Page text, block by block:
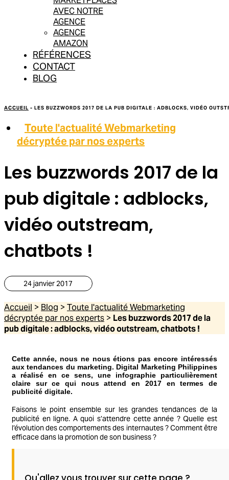
AVEC NOTRE
AGENCE
AGENCE
AMAZON
RÉFÉRENCES
CONTACT
BLOG
ACCUEIL - LES BUZZWORDS 2017 DE LA PUB DIGITALE : ADBLOCKS, VIDÉO
Toute l'actualité Webmarketing
décryptée par nos experts
Les buzzwords 2017 de la
pub digitale : adblocks,
vidéo outstream,
chatbots !
24 janvier 2017
Accueil > Blog > Toute l'actualité Webmarketing
décryptée par nos experts > Les buzzwords 2017 de la
pub digitale : adblocks, vidéo outstream, chatbots !
Cette année, nous ne nous étions pas encore intéressés
aux tendances du marketing. Digital Marketing Philippines
a réalisé en ce sens, une infographie particulièrement
claire sur ce qui nous attend en 2017 en termes de
publicité digitale.
Faisons le point ensemble sur les grandes tendances de la
publicité en ligne. A quoi s’attendre cette année ? Quelle est
l’évolution des comportements des internautes ? Comment être
efficace dans la promotion de son business ?